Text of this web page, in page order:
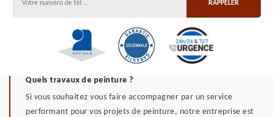
Quels travaux de peinture ?
Si vous souhaitez vous faire accompagner par un service
performant pour vos projets de peinture, notre entreprise est